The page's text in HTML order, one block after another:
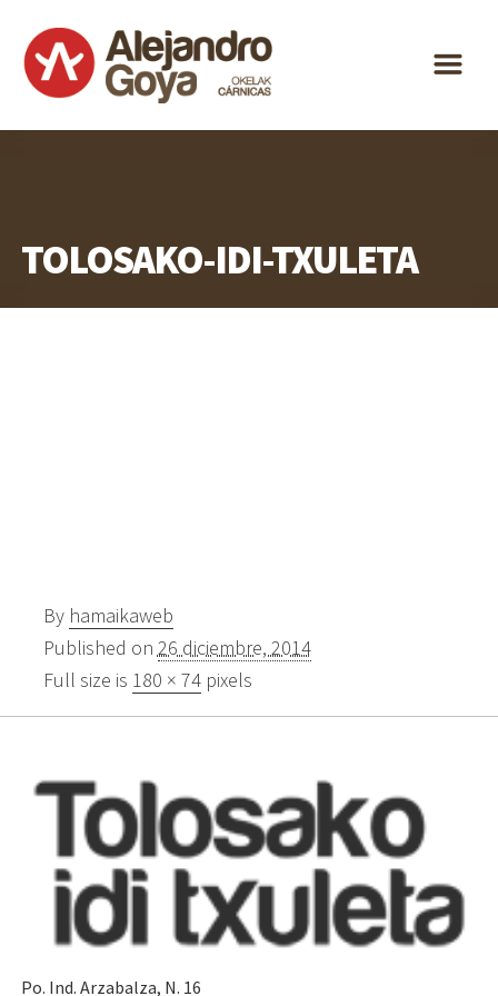
m
ALEJANDRO
GOYA
CONTACTO
TOLOSAKO-IDI-TXULETA
By hamaikaweb
Published on 26 diciembre, 2014
Full size is 180 × 74pixels
Po. Ind. Arzabalza, N. 16